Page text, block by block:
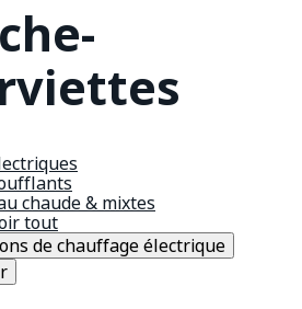
chaude & mixtes
tout
de chauffage électrique